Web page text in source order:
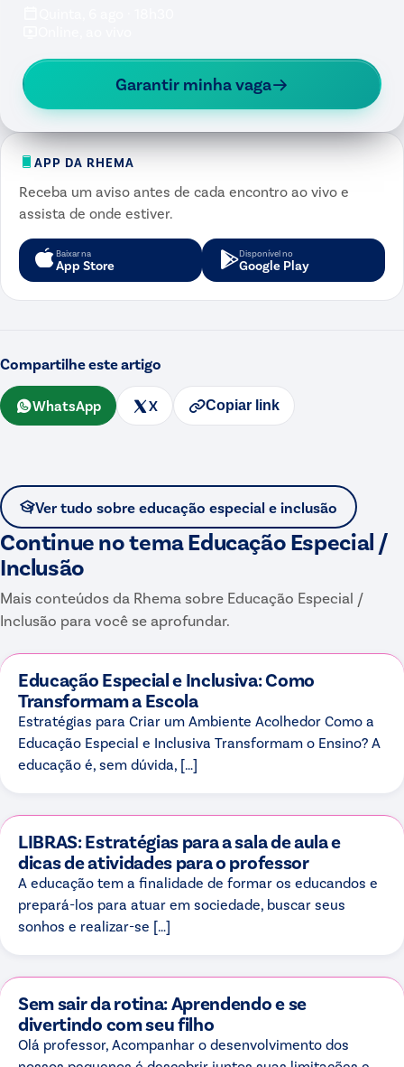
Garantir minha vaga
APP DA RHEMA
Receba um aviso antes de cada encontro ao vivo e
assista de onde estiver.
Baixar na
App Store
Disponível no
Google Play
Compartilhe este artigo
WhatsApp X Copiar link
Ver tudo sobre educação especial e inclusão
Continue no temaEducação Especial /
Inclusão
Mais conteúdos da Rhema sobre Educação Especial /
Inclusão para você se aprofundar.
Educação Especial e Inclusiva: Como
Transformam a Escola
Estratégias para Criar um Ambiente Acolhedor Como a
Educação Especial e Inclusiva Transformam o Ensino? A
educação é, sem dúvida, […]
LIBRAS: Estratégias para a sala de aula e
dicas de atividades para o professor
A educação tem a finalidade de formar os educandos e
prepará-los para atuar em sociedade, buscar seus
sonhos e realizar-se […]
Sem sair da rotina: Aprendendo e se
divertindo com seu filho
Olá professor, Acompanhar o desenvolvimento dos